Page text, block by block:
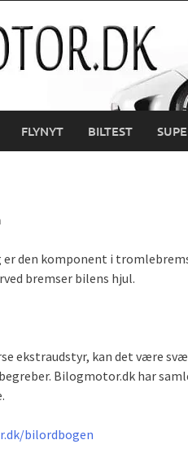
FLYNYT BILTEST
den komponent i
bremser bilens hjul.
ekstraudstyr, kan det være
Bilogmotor.dk har
bilordbogen